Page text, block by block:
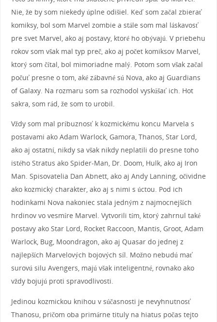
Nie, že by som niekedy úplne odišiel. Keď som začal zbierať
komiksy, bol som Marvel zombie a stále som mal láskavosť
pre svet Marvel, ako aj postavy, ktoré ho obývajú. V priebehu
rokov som však mal typ preč, ako aj počet komiksov Marvel,
ktorý som čítal, bol mimoriadne malý. Potom som však začal
počuť presne o tom, aké zábavné sú Nova, ako aj Guardians
of Galaxy. Na rozmaru som sa rozhodol vyskúšať ich. Hot
sakra, som rád, že som to urobil.
Vždy som mal príbuznosť k kozmickému koncu Marvela s
postavami ako Adam Warlock, Gamora, Thanos, Star Lord,
ako aj ostatní, nikdy sa však nikdy neplatili do presne toho
istého Stratus ako Spider-Man, Dr. Doom, Hulk, ako aj Iron
Man. Spisovatelia Dan Abnett, ako aj Andy Lanning, očividne
ako kozmický charakter, ako aj s nimi s úctou. Pod ich
hodinkami Nova nakoniec stala jedným z najmocnejších
hrdinov vo vesmíre Marvel. Vytvorili tím, ktorý zahrnul také
postavy ako Star Lord, Rocket Raccoon, Mantis, Groot, Adam
Warlock, Bug, Moondragon, ako aj Quasar do jednej z
najlepších Marvelových bojových síl. Možno nebudú mať
surovú silu Avengers, majú však inteligentné, rovnako ako
vždy bojujú proti spravodlivosti.
Jedinou kozmickou knihou v súčasnosti je nevyhnutnosť
Thanosu, pričom oba primárne tituly na hiatus počas tejto